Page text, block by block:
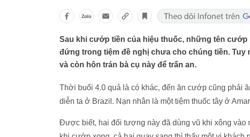
Sau khi cướp tiền của hiệu thuốc, những tên
đứng trong tiệm đề nghị chưa cho chúng tiền.
và còn hôn trán bà cụ này để trấn an.
Thời buổi 4.0 quả là có khác, đến ăn cướp cũng phải
diễn ta ở Brazil. Nạn nhân là một tiệm thuốc tây ở
Được biết, hai đối tượng này đã dùng vũ khi xông vào